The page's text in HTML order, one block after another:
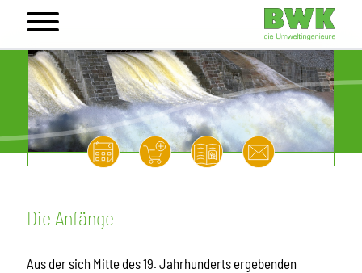
Die Anfänge
Aus der sich Mitte des 19. Jahrhunderts ergebenden